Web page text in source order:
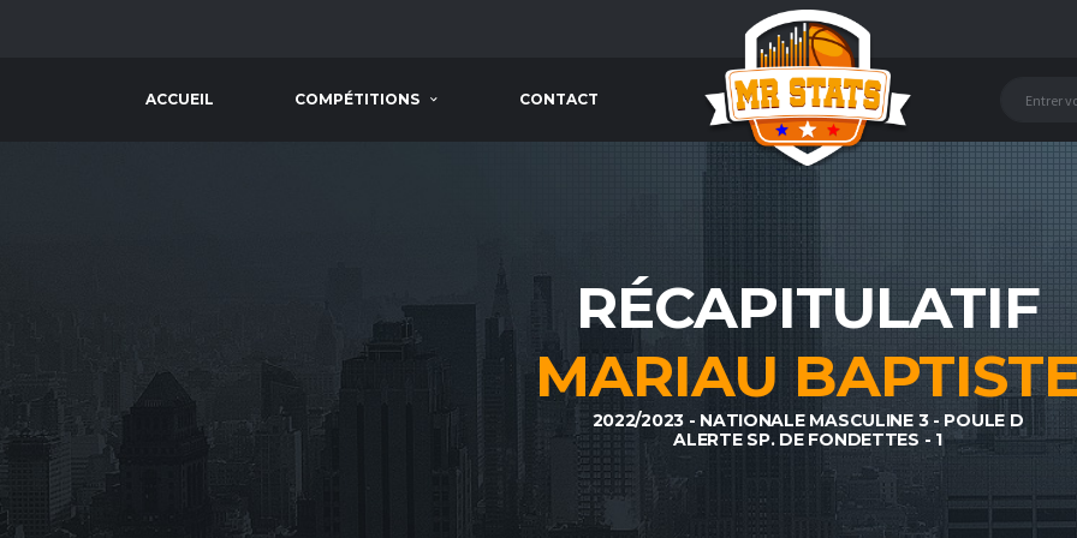
ACCUEIL COMPÉTITIONS CONTACT
RÉCAPITULATIF
MARIAU
2022/2023 - NATIONALE MASCULINE 3 - POULE D
ALERTE SP. DE FONDETTES - 1